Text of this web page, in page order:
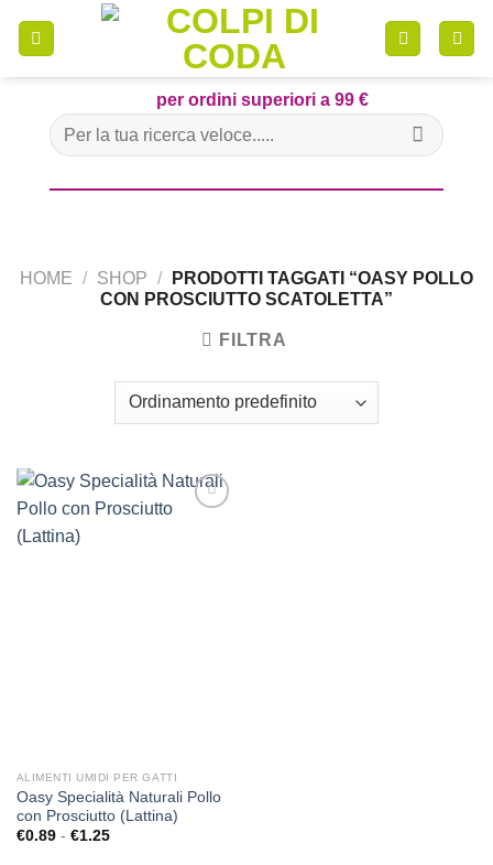
per ordini superiori a 99 €
Cerca:
HOME / SHOP /
PRODOTTI TAGGATI “OASY POLLO
CON PROSCIUTTO SCATOLETTA”
FILTRA
ALIMENTI UMIDI PER GATTI
Oasy Specialità Naturali Pollo
con Prosciutto (Lattina)
€0.89 - €1.25Fascia